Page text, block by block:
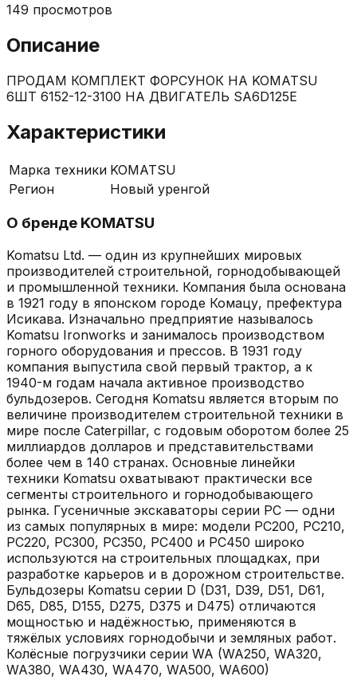
149 просмотров
Описание
ПРОДАМ КОМПЛЕКТ ФОРСУНОК НА KOMATSU
6ШТ 6152-12-3100 НА ДВИГАТЕЛЬ SA6D125E
Характеристики
Марка техники KOMATSU
Регион
Новый уренгой
О бренде KOMATSU
Komatsu Ltd. — один из крупнейших мировых
производителей строительной, горнодобывающей
и промышленной техники. Компания была основана
в 1921 году в японском городе Комацу, префектура
Исикава. Изначально предприятие называлось
Komatsu Ironworks и занималось производством
горного оборудования и прессов. В 1931 году
компания выпустила свой первый трактор, а к
1940-м годам начала активное производство
бульдозеров. Сегодня Komatsu является вторым по
величине производителем строительной техники в
мире после Caterpillar, с годовым оборотом более 25
миллиардов долларов и представительствами
более чем в 140 странах. Основные линейки
техники Komatsu охватывают практически все
сегменты строительного и горнодобывающего
рынка. Гусеничные экскаваторы серии PC — одни
из самых популярных в мире: модели PC200, PC210,
PC220, PC300, PC350, PC400 и PC450 широко
используются на строительных площадках, при
разработке карьеров и в дорожном строительстве.
Бульдозеры Komatsu серии D (D31, D39, D51, D61,
D65, D85, D155, D275, D375 и D475) отличаются
мощностью и надёжностью, применяются в
тяжёлых условиях горнодобычи и земляных работ.
Колёсные погрузчики серии WA (WA250, WA320,
WA380, WA430, WA470, WA500, WA600)